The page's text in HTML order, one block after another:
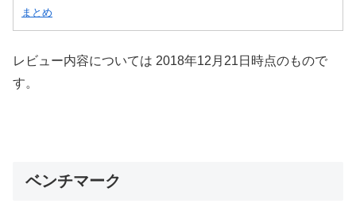
まとめ
レビュー内容については 2018年12月21日時点のもので
す。
ベンチマーク